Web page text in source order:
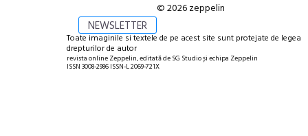
NEWSLETTER
© 2026 zeppelin
Toate imaginile si textele de pe acest site sunt protejate de legea
drepturilor de autor
revista online Zeppelin, editată de SG Studio și echipa Zeppelin
ISSN 3008-2986 ISSN-L 2069-721X